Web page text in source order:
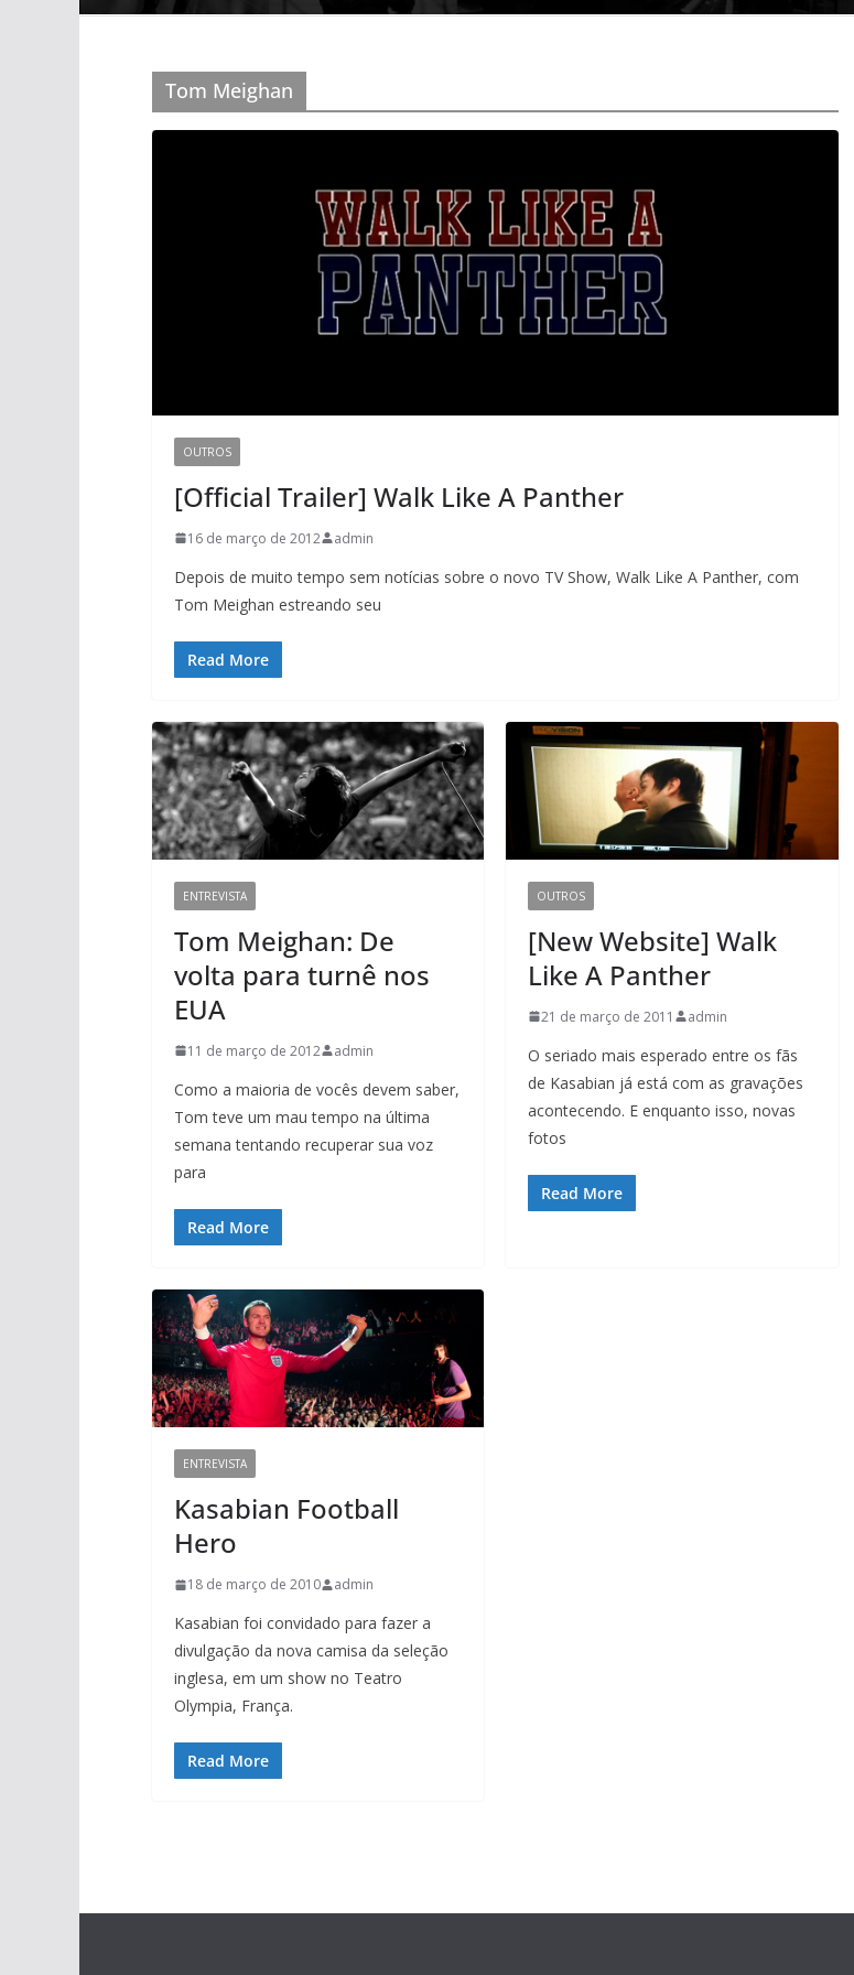
Tom Meighan
OUTROS
[Official Trailer] Walk Like A Panther
16 de março de 2012 admin
Depois de muito tempo sem notícias sobre o novo TV Show, Walk Like A Panther, com
Tom Meighan estreando seu
Read More
ENTREVISTA
Tom Meighan: De
volta para turnê nos
EUA
11 de março de 2012 admin
Como a maioria de vocês devem saber,
Tom teve um mau tempo na última
semana tentando recuperar sua voz
para
Read More
OUTROS
[New Website] Walk
Like A Panther
21 de março de 2011 admin
O seriado mais esperado entre os fãs
de Kasabian já está com as gravações
acontecendo. E enquanto isso, novas
fotos
Read More
ENTREVISTA
Kasabian Football
Hero
18 de março de 2010 admin
Kasabian foi convidado para fazer a
divulgação da nova camisa da seleção
inglesa, em um show no Teatro
Olympia, França.
Read More